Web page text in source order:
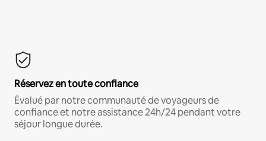
Réservez en toute confiance
Évalué par notre communauté de voyageurs de
confiance et notre assistance 24h/24 pendant votre
séjour longue durée.